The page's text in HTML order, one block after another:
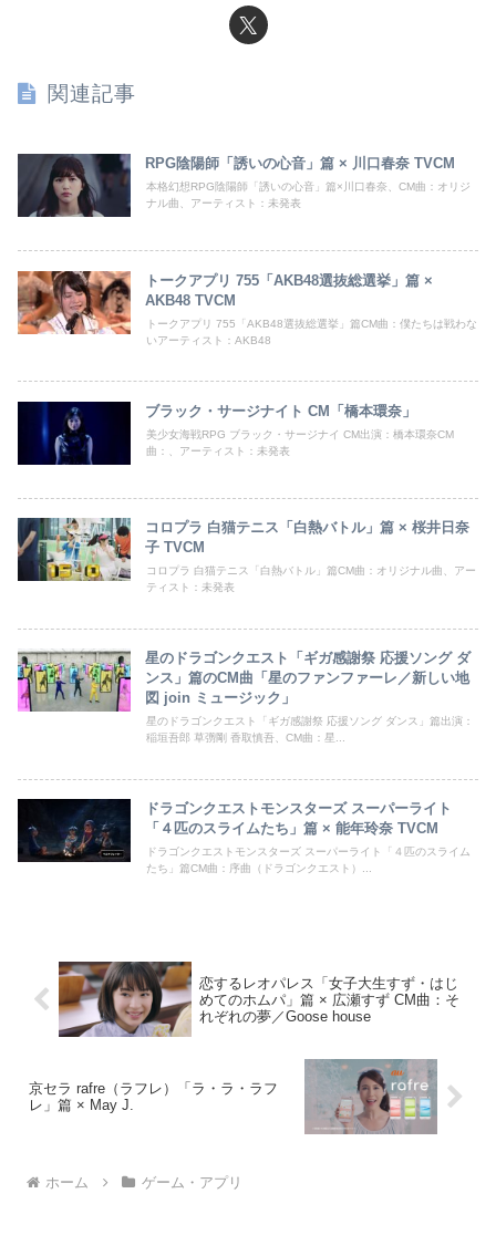
関連記事
RPG陰陽師「誘いの心音」篇 × 川口春奈 TVCM
本格幻想RPG陰陽師「誘いの心音」篇×川口春奈、CM曲：オリジ
ナル曲、アーティスト：未発表
トークアプリ 755「AKB48選抜総選挙」篇 ×
AKB48 TVCM
トークアプリ 755「AKB48選抜総選挙」篇CM曲：僕たちは戦わな
いアーティスト：AKB48
ブラック・サージナイト CM「橋本環奈」
美少女海戦RPG ブラック・サージナイ CM出演：橋本環奈CM
曲：、アーティスト：未発表
コロプラ 白猫テニス「白熱バトル」篇 × 桜井日奈
子 TVCM
コロプラ 白猫テニス「白熱バトル」篇CM曲：オリジナル曲、アー
ティスト：未発表
星のドラゴンクエスト「ギガ感謝祭 応援ソング ダ
ンス」篇のCM曲「星のファンファーレ／新しい地
図 join ミュージック」
星のドラゴンクエスト「ギガ感謝祭 応援ソング ダンス」篇出演：
稲垣吾郎 草彅剛 香取慎吾、CM曲：星...
ドラゴンクエストモンスターズ スーパーライト
「４匹のスライムたち」篇 × 能年玲奈 TVCM
ドラゴンクエストモンスターズ スーパーライト「４匹のスライム
たち」篇CM曲：序曲（ドラゴンクエスト）...
恋するレオパレス「女子大生すず・はじ
めてのホムパ」篇 × 広瀬すず CM曲：そ
れぞれの夢／Goose house
京セラ rafre（ラフレ）「ラ・ラ・ラフ
レ」篇 × May J.
ホーム ゲーム・アプリ